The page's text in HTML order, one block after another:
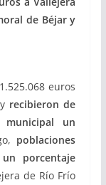
de Béjar y
euros
recibieron de
un
poblaciones
porcentaje
de Río Frío